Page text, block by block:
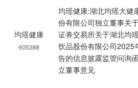
均瑶健康
605388
均瑶健康:湖北均瑶大健
份有限公司独立董事关
证券交易所关于湖北均
饮品股份有限公司2025
告的信息披露监管问询
立董事意见